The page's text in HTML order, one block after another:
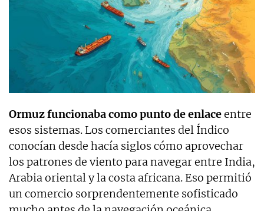
Ormuz funcionaba como punto de enlaceentre
esos sistemas. Los comerciantes del Índico
conocían desde hacía siglos cómo aprovechar
los patrones de viento para navegar entre India,
Arabia oriental y la costa africana. Eso permitió
un comercio sorprendentemente sofisticado